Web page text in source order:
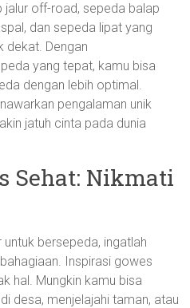
jalur off-road, sepeda balap
dan sepeda lipat yang
dekat. Dengan
yang tepat, kamu bisa
dengan lebih optimal.
pengalaman unik
jatuh cinta pada dunia
Sehat: Nikmati
bersepeda, ingatlah
Inspirasi gowes
hal. Mungkin kamu bisa
desa, menjelajahi taman, atau